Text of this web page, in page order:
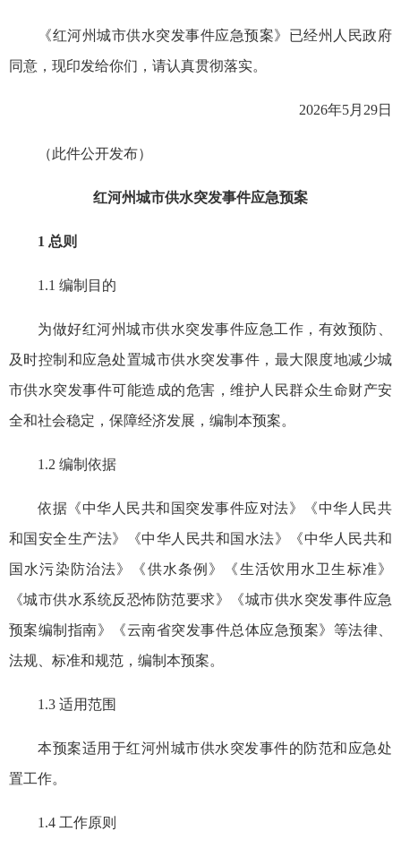
《红河州城市供水突发事件应急预案》已经州人民政府
同意，现印发给你们，请认真贯彻落实。
2026年5月29日
（此件公开发布）
红河州城市供水突发事件应急预案
1 总则
1.1 编制目的
为做好红河州城市供水突发事件应急工作，有效预防、
及时控制和应急处置城市供水突发事件，最大限度地减少城
市供水突发事件可能造成的危害，维护人民群众生命财产安
全和社会稳定，保障经济发展，编制本预案。
1.2 编制依据
依据《中华人民共和国突发事件应对法》《中华人民共
和国安全生产法》《中华人民共和国水法》《中华人民共和
国水污染防治法》《供水条例》《生活饮用水卫生标准》
《城市供水系统反恐怖防范要求》《城市供水突发事件应急
预案编制指南》《云南省突发事件总体应急预案》等法律、
法规、标准和规范，编制本预案。
1.3 适用范围
本预案适用于红河州城市供水突发事件的防范和应急处
置工作。
1.4 工作原则